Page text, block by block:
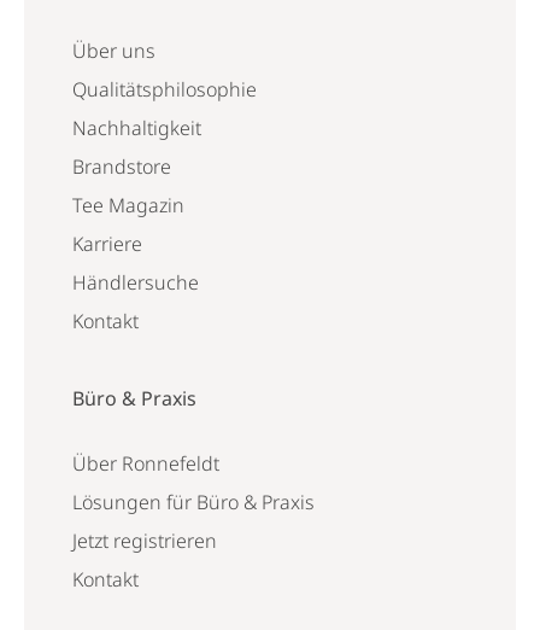
Über uns
Qualitätsphilosophie
Nachhaltigkeit
Brandstore
Tee Magazin
Karriere
Händlersuche
Kontakt
Büro & Praxis
Über Ronnefeldt
Lösungen für Büro & Praxis
Jetzt registrieren
Kontakt